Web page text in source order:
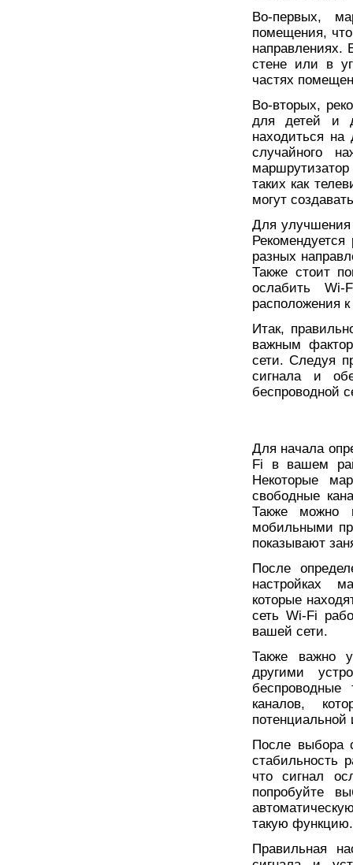
Во-первых,
помещения,
направлениях.
стене или в
частях
Во-вторых,
для детей и
находиться на
случайного
таких как
могут
Для улучшения
разных
Также стоит
ослабить Wi-
расположения
Итак,
важным
сети. Следуя
сигнала и
беспроводной
Для начала
Fi в вашем
Некоторые
свободные
Также можно
мобильными
показывают
После
настройках
которые
сеть Wi-Fi
вашей сети.
Также важно
другими
беспроводные
каналов,
После выбора
стабильность
что сигнал
попробуйте
такую функцию.
Правильная